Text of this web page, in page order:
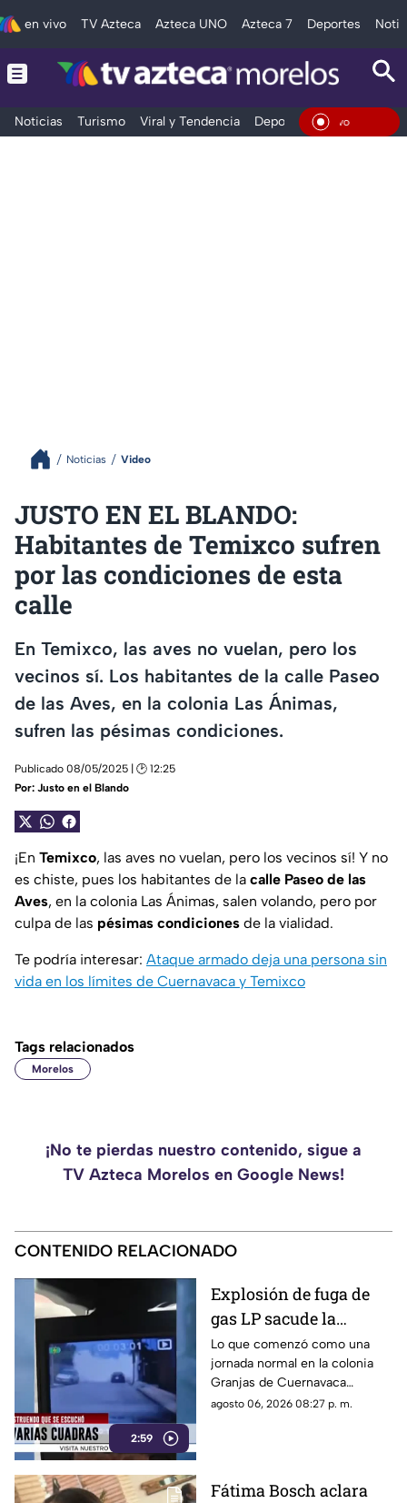
en vivo TV Azteca Azteca UNO Azteca 7 Deportes
Noticias Turismo Viral y Tendencia Deportes Espectáculos
En
Noticias Video
JUSTO EN EL BLANDO:
Habitantes de Temixco sufren
por las condiciones de esta
calle
En Temixco, las aves no vuelan, pero los
vecinos sí. Los habitantes de la calle Paseo
de las Aves, en la colonia Las Ánimas,
sufren las pésimas condiciones.
Publicado 08/05/2025 | 🕑 12:25
Por: Justo en el Blando
¡En Temixco, las aves no vuelan, pero los vecinos sí! Y no
es chiste, pues los habitantes de la calle Paseo de las
Aves, en la colonia Las Ánimas, salen volando, pero por
culpa de las pésimas condiciones de la vialidad.
Te podría interesar: Ataque armado deja una persona sin
vida en los límites de Cuernavaca y Temixco
Tags relacionados
Morelos
¡No te pierdas nuestro contenido, sigue a
TV Azteca Morelos en Google News!
CONTENIDO RELACIONADO
2:59
Explosión de fuga de
gas LP sacude la
colonia Las Granjas
Lo que comenzó como una
jornada normal en la colonia
Granjas de Cuernavaca
terminó en una movilización
agosto 06, 2026 08:27 p. m.
Fátima Bosch aclara